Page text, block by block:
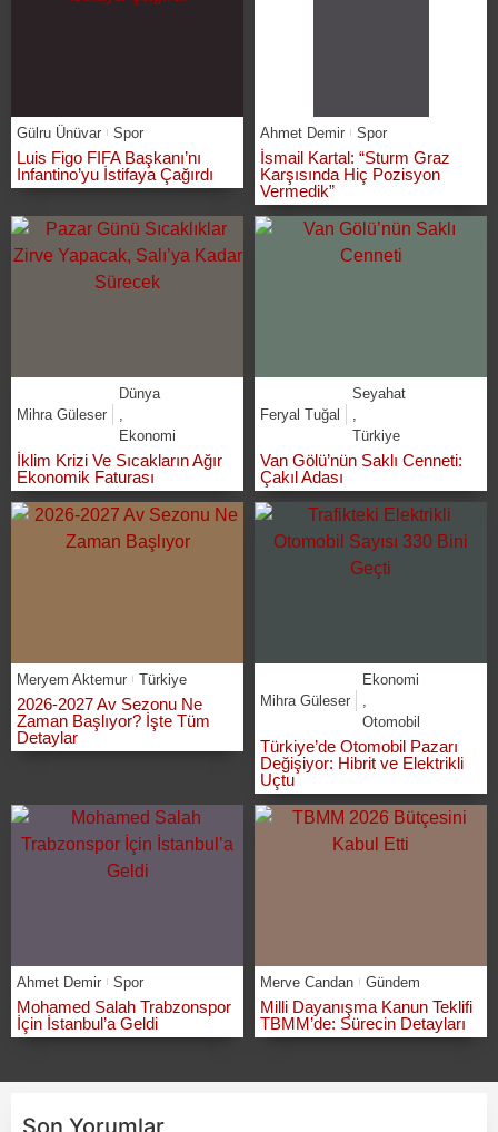
Gülru Ünüvar Spor
Luis Figo FIFA Başkanı’nı
Infantino’yu İstifaya Çağırdı
Ahmet Demir Spor
İsmail Kartal: “Sturm Graz
Karşısında Hiç Pozisyon
Vermedik”
Mihra Güleser
Dünya
Ekonomi
İklim Krizi Ve Sıcakların Ağır
Ekonomik Faturası
Feryal Tuğal
Seyahat
Türkiye
Van Gölü’nün Saklı Cenneti:
Çakıl Adası
Meryem Aktemur Türkiye
2026-2027 Av Sezonu Ne
Zaman Başlıyor? İşte Tüm
Detaylar
Mihra Güleser
Ekonomi
Otomobil
Türkiye’de Otomobil Pazarı
Değişiyor: Hibrit ve Elektrikli
Uçtu
Ahmet Demir Spor
Mohamed Salah Trabzonspor
İçin İstanbul’a Geldi
Merve Candan Gündem
Milli Dayanışma Kanun Teklifi
TBMM’de: Sürecin Detayları
Son Yorumlar